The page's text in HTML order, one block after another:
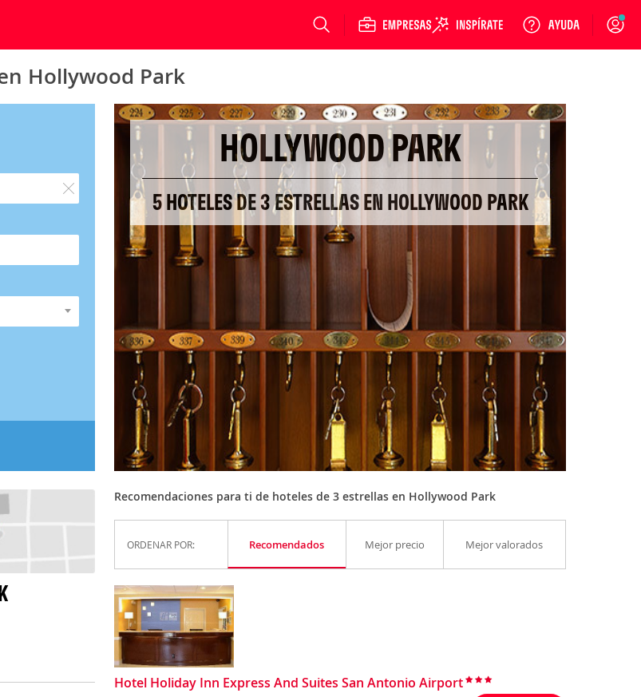
Login
Hollywood Park
HOLLYWOOD PARK
5 HOTELES DE 3 ESTRELLAS EN HOLLYWOOD PARK
Recomendaciones para ti de hoteles de 3 estrellas en Hollywood Park
ORDENAR POR: Recomendados Mejor precio Mejor valorados
Hotel Holiday Inn Express And Suites San Antonio Airport